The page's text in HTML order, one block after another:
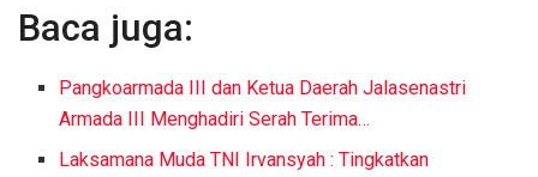
Baca juga:
Pangkoarmada III dan Ketua Daerah Jalasenastri
Armada III Menghadiri Serah Terima…
Laksamana Muda TNI Irvansyah : Tingkatkan